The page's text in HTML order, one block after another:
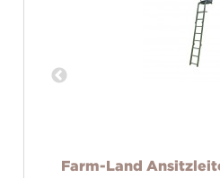
Farm-Land